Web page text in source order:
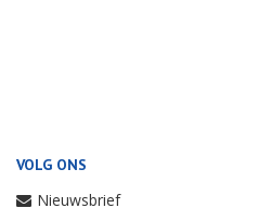
VOLG ONS
Nieuwsbrief